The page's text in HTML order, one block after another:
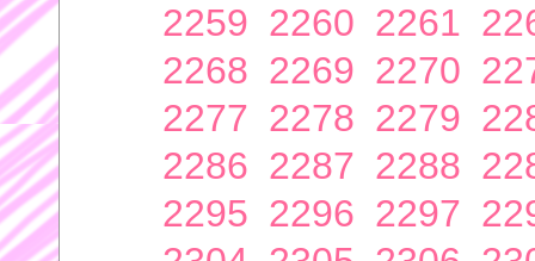
2259 2260 2261
2268 2269 2270
2277 2278 2279
2286 2287 2288
2295 2296 2297